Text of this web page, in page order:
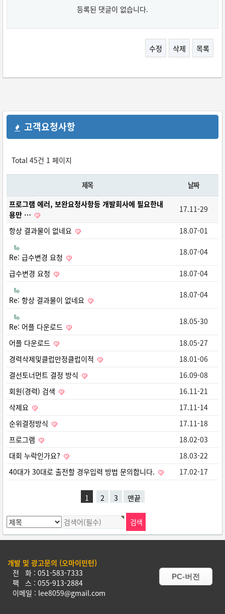
등록된 댓글이 없습니다.
수정 삭제 목록
고객요청사항
Total 45건 1 페이지
제목 날짜
프로그램 에러, 보완요청사항등 개발회사에 필요한내
용만 …
17.11-29
항상 결과물이 없네요 18.07-01
Re: 급수변경 요청
18.07-04
급수변경 요청 18.07-04
Re: 항상 결과물이 없네요
18.07-04
Re: 어플 다운로드
18.05-30
어플 다운로드
18.05-27
경력삭제및클럽만정클럽이적
18.01-06
결선토너먼트 결정 방식
16.09-08
회원(경력) 검색
16.11-21
삭제요
17.11-14
순위결정방식
17.11-18
프로그램
18.02-03
대회 누락인가요?
18.03-22
40대가 30대로 출전할 경우입력 방법 문의합니다.
17.02-17
1 2 3 맨끝
개발 및 광고문의 (오마이민턴)
전 화 : 051-583-7333
팩 스 : 055-913-2884
이메일 : lee8059@gmail.com
PC-버전